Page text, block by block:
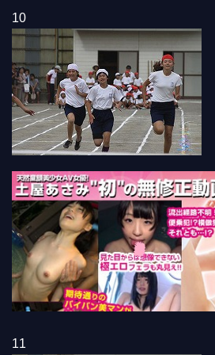
10
11